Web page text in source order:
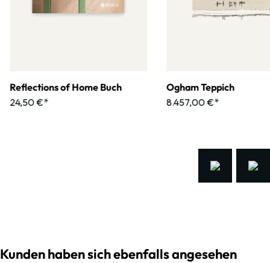
Reflections of Home Buch
24,50 €*
Ogham Teppich
8.457,00 €*
Kunden haben sich ebenfalls angesehen